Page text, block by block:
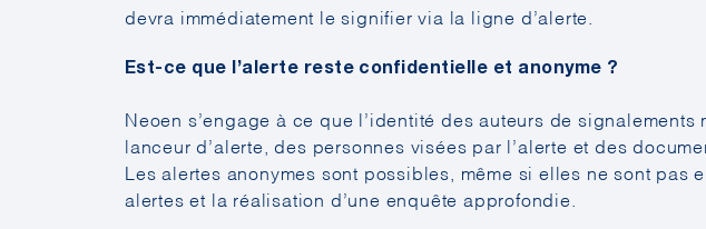
devra immédiatement le signifier via la ligne d’alerte.
Est-ce que l’alerte reste confidentielle et anonyme ?
Neoen s’engage à ce que l’identité des auteurs de
lanceur d’alerte, des personnes visées par l’alerte et des
Les alertes anonymes sont possibles, même si elles ne sont
alertes et la réalisation d’une enquête approfondie.